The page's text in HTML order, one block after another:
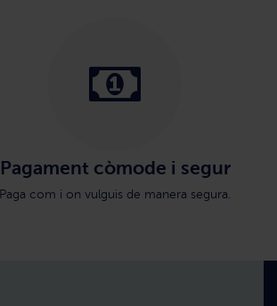
Pagament còmode i segur
Paga com i on vulguis de manera segura.